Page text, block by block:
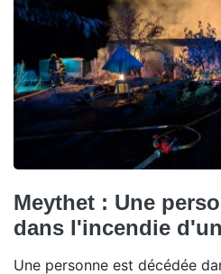
Meythet : Une
dans l'incendie
Une personne est décédée